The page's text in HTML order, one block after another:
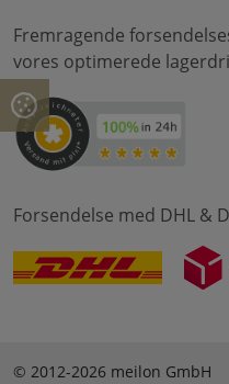
Fremragende
vores optimerede
Forsendelse med DHL &
© 2012-2026 meilon GmbH